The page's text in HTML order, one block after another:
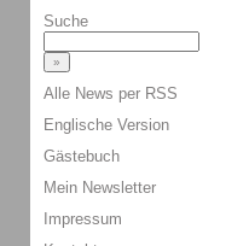
Suche
Alle News per RSS
Englische Version
Gästebuch
Mein Newsletter
Impressum